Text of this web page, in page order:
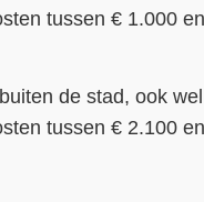
tussen € 1.000
de stad, ook wel
tussen € 2.100